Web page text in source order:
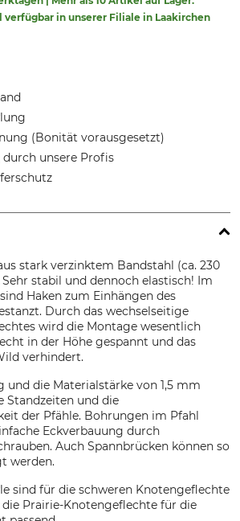
verfügbar in unserer Filiale in Laakirchen
(Bonität vorausgesetzt)
unsere Profis
stark verzinktem Bandstahl (ca. 230
stabil und dennoch elastisch! Im
Haken zum Einhängen des
Durch das wechselseitige
wird die Montage wesentlich
in der Höhe gespannt und das
verhindert.
und die Materialstärke von 1,5 mm
Standzeiten und die
der Pfähle. Bohrungen im Pfahl
Eckverbauung durch
Auch Spannbrücken können so
werden.
sind für die schweren Knotengeflechte
Prairie-Knotengeflechte für die